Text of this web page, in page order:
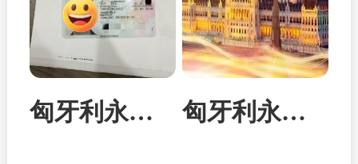
匈牙利永居卡家属团聚居留卡成功案例 匈牙利永居卡到期续签：换发10年新卡